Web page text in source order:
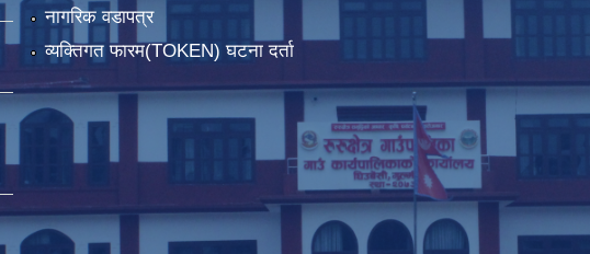
नागरिक वडापत्र
व्यक्तिगत फारम(TOKEN) घटना दर्ता